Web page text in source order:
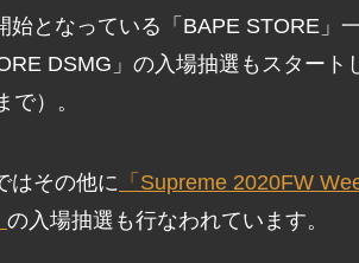
始となっている「BAPE STORE」
DSMG」の入場抽選もスター
で）。
はその他に 「Supreme 2020FW
の入場抽選も行なわれています。